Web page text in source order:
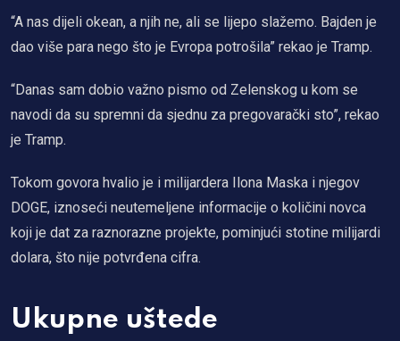
“A nas dijeli okean, a njih ne, ali se lijepo slažemo. Bajden je
dao više para nego što je Evropa potrošila” rekao je Tramp.
“Danas sam dobio važno pismo od Zelenskog u kom se
navodi da su spremni da sjednu za pregovarački sto”, rekao
je Tramp.
Tokom govora hvalio je i milijardera Ilona Maska i njegov
DOGE, iznoseći neutemeljene informacije o količini novca
koji je dat za raznorazne projekte, pominjući stotine milijardi
dolara, što nije potvrđena cifra.
Ukupne uštede